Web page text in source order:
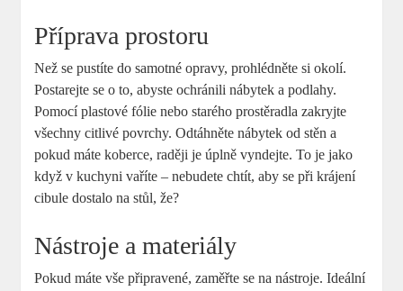
Příprava prostoru
Než se pustíte do samotné opravy, prohlédněte si okolí.
Postarejte se o to, abyste ochránili nábytek a podlahy.
Pomocí plastové fólie nebo starého prostěradla zakryjte
všechny citlivé povrchy. Odtáhněte nábytek od stěn a
pokud máte koberce, raději je úplně vyndejte. To je jako
když v kuchyni vaříte – nebudete chtít, aby se při krájení
cibule dostalo na stůl, že?
Nástroje a materiály
Pokud máte vše připravené, zaměřte se na nástroje. Ideální